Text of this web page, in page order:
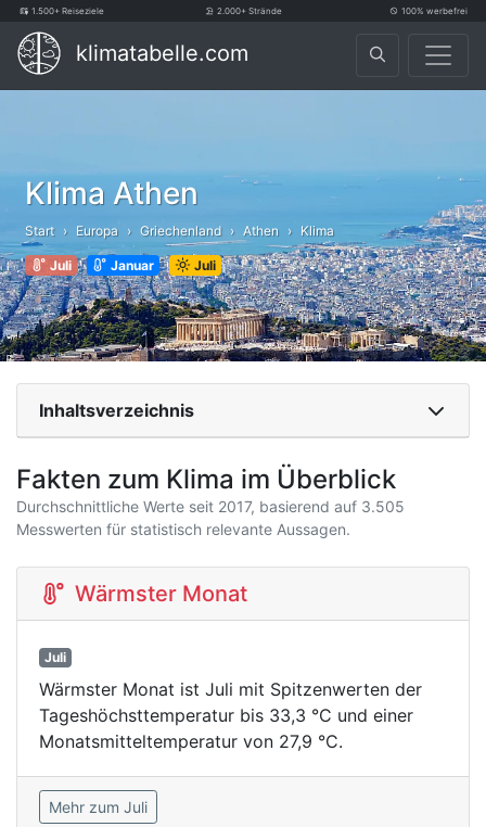
1.500+ Reiseziele 2.000+ Strände 100% werbefrei
klimatabelle.com
Klima Athen
Start Europa Griechenland Athen Klima
Juli Januar Juli
Inhaltsverzeichnis
Fakten zum Klima im Überblick
Durchschnittliche Werte seit 2017, basierend auf 3.505
Messwerten für statistisch relevante Aussagen.
Wärmster Monat
Juli
Wärmster Monat ist Juli mit Spitzenwerten der
Tageshöchsttemperatur bis 33,3 °C und einer
Monatsmitteltemperatur von 27,9 °C.
Mehr zum Juli